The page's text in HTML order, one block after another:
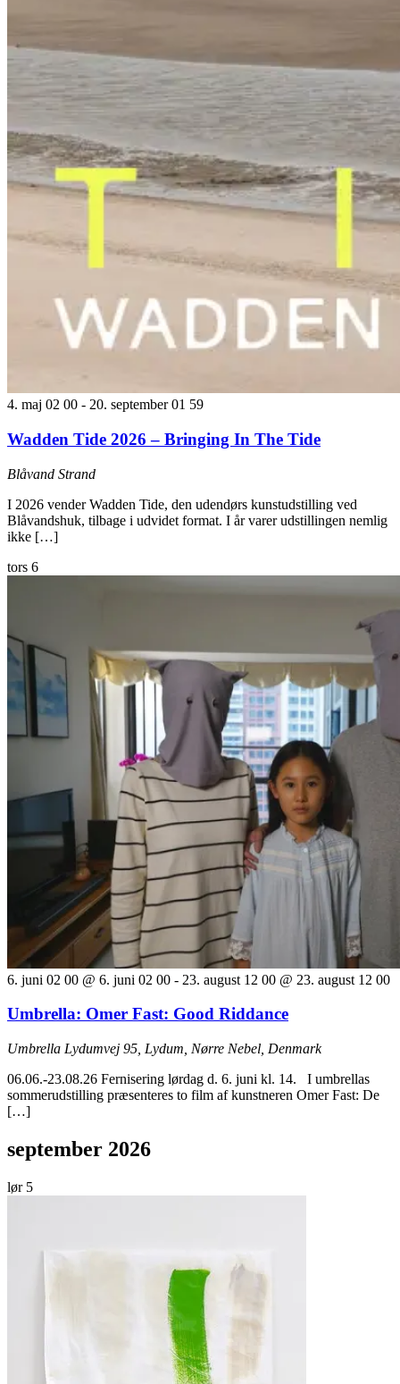
4. maj 02 00 - 20. september 01 59
Wadden Tide 2026 – Bringing In The Tide
Blåvand Strand
I 2026 vender Wadden Tide, den udendørs kunstudstilling ved
Blåvandshuk, tilbage i udvidet format. I år varer udstillingen nemlig
ikke […]
tors 6
6. juni 02 00 @ 6. juni 02 00 - 23. august 12 00 @ 23. august 12 00
Umbrella: Omer Fast: Good Riddance
Umbrella Lydumvej 95, Lydum, Nørre Nebel, Denmark
06.06.-23.08.26 Fernisering lørdag d. 6. juni kl. 14. I umbrellas
sommerudstilling præsenteres to film af kunstneren Omer Fast: De
[…]
september 2026
lør 5